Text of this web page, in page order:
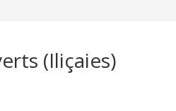
(Iliçaies)